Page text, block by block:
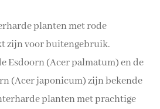
planten met rode
zijn voor buitengebruik.
Esdoorn (Acer palmatum) en de
(Acer japonicum) zijn bekende
planten met prachtige